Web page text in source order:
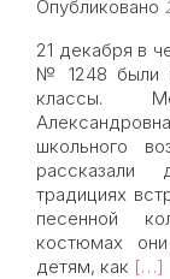
Опубликовано
21 декабря в
№ 1248 были
классы.
школьного
традициях
песенной
костюмах
детям, как Read
[…]